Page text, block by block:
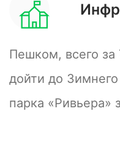
Пешком, всего
дойти до Зимнего
парка «Ривьера»